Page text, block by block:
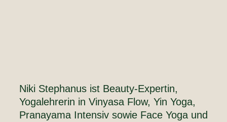
Niki Stephanus ist Beauty-Expertin,
Yogalehrerin in Vinyasa Flow, Yin Yoga,
Pranayama Intensiv sowie Face Yoga und